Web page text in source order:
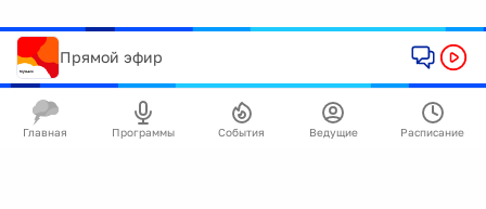
Прямой эфир
Главная Программы События Ведущие Расписание